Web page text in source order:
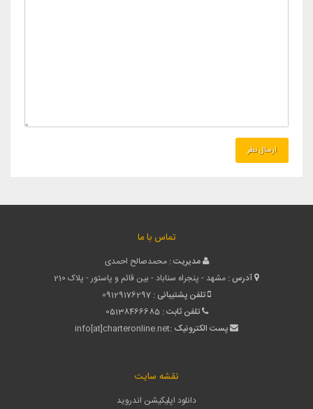
تماس با ما
مدیریت : محمدصالح احمدی
آدرس : مشهد - پنجراه سناباد - بین قائم و پاستور - پلاک 210
تلفن پشتیبانی : 09129176297
تلفن ثابت : 05138466685
پست الکترونیک :info[at]charteronline.net
نقشه سایت
دانلود اپلیکیشن اندروید